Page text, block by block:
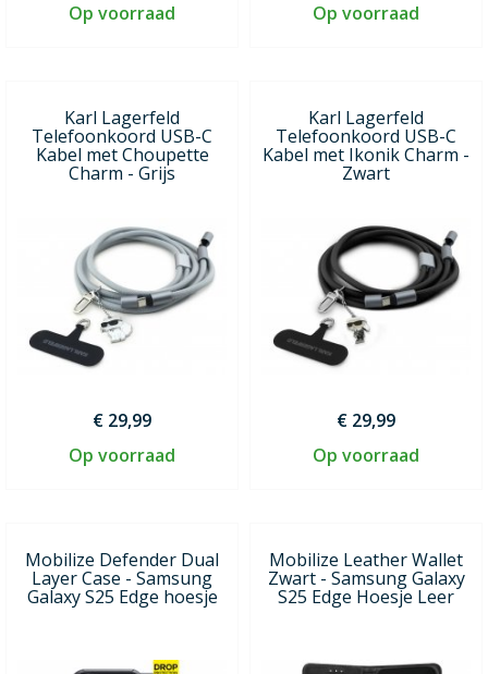
Op voorraad
Op voorraad
Karl Lagerfeld
Telefoonkoord USB-C
Kabel met Choupette
Charm - Grijs
€ 29,99
Op voorraad
Karl Lagerfeld
Telefoonkoord USB-C
Kabel met Ikonik Charm -
Zwart
€ 29,99
Op voorraad
Mobilize Defender Dual
Layer Case - Samsung
Galaxy S25 Edge hoesje
Mobilize Leather Wallet
Zwart - Samsung Galaxy
S25 Edge Hoesje Leer